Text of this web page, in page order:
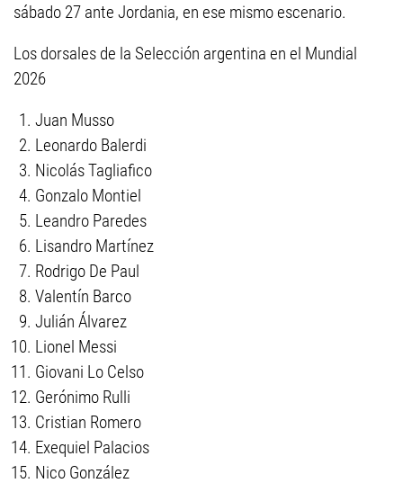
sábado 27 ante Jordania, en ese mismo escenario.
Los dorsales de la Selección argentina en el Mundial
2026
Juan Musso
Leonardo Balerdi
Nicolás Tagliafico
Gonzalo Montiel
Leandro Paredes
Lisandro Martínez
Rodrigo De Paul
Valentín Barco
Julián Álvarez
Lionel Messi
Giovani Lo Celso
Gerónimo Rulli
Cristian Romero
Exequiel Palacios
Nico González